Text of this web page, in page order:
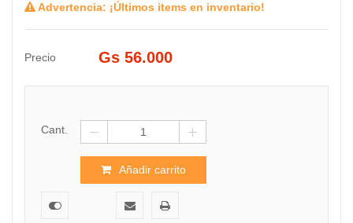
Advertencia: ¡Últimos items en inventario!
Precio Gs 56.000
Cant.
Añadir carrito